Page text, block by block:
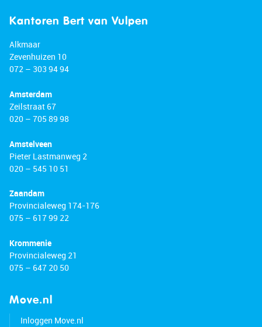
Kantoren Bert van Vulpen
Alkmaar
Zevenhuizen 10
072 – 303 94 94
Amsterdam
Zeilstraat 67
020 – 705 89 98
Amstelveen
Pieter Lastmanweg 2
020 – 545 10 51
Zaandam
Provincialeweg 174-176
075 – 617 99 22
Krommenie
Provincialeweg 21
075 – 647 20 50
Move.nl
Inloggen Move.nl